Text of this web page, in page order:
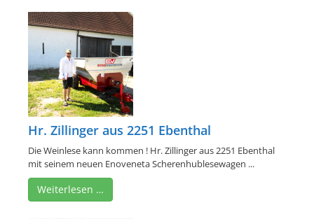
Hr. Zillinger aus 2251 Ebenthal
Die Weinlese kann kommen ! Hr. Zillinger aus 2251 Ebenthal
mit seinem neuen Enoveneta Scherenhublesewagen ...
Weiterlesen …